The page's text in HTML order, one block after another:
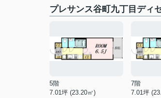
プレサンス谷町九丁目ディ
5階
7.01坪 (23.20㎡)
7階
7.01坪